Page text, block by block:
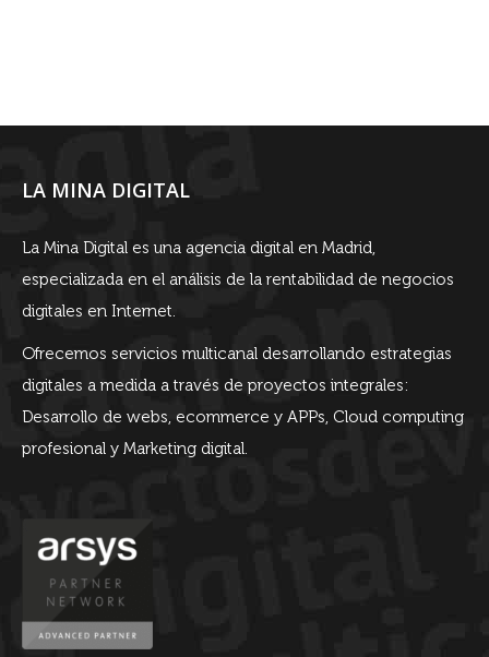
LA MINA DIGITAL
La Mina Digital es una agencia digital en Madrid,
especializada en el análisis de la rentabilidad de negocios
digitales en Internet.
Ofrecemos servicios multicanal desarrollando estrategias
digitales a medida a través de proyectos integrales:
Desarrollo de webs, ecommerce y APPs, Cloud computing
profesional y Marketing digital.